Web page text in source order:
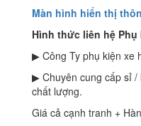
Màn hình hiển thị
Hình thức liên hệ
▶ Công Ty phụ kiện xe
▶ Chuyên cung cấp sỉ /
chất lượng.
Giá cả cạnh tranh +